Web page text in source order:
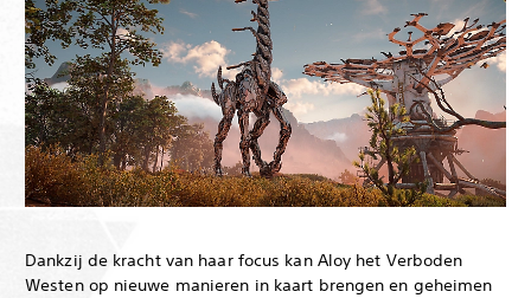
Dankzij de kracht van haar focus kan Aloy het Verboden
Westen op nieuwe manieren in kaart brengen en geheimen